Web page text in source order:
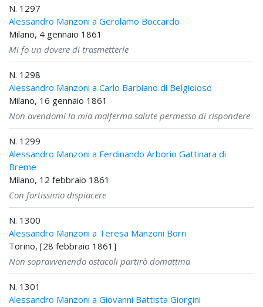
N. 1297
Alessandro Manzoni a Gerolamo Boccardo
Milano, 4 gennaio 1861
Mi fo un dovere di trasmetterle
N. 1298
Alessandro Manzoni a Carlo Barbiano di Belgioioso
Milano, 16 gennaio 1861
Non avendomi la mia malferma salute permesso di rispondere
N. 1299
Alessandro Manzoni a Ferdinando Arborio Gattinara di
Breme
Milano, 12 febbraio 1861
Con fortissimo dispiacere
N. 1300
Alessandro Manzoni a Teresa Manzoni Borri
Torino, [28 febbraio 1861]
Non sopravvenendo ostacoli partirò domattina
N. 1301
Alessandro Manzoni a Giovanni Battista Giorgini